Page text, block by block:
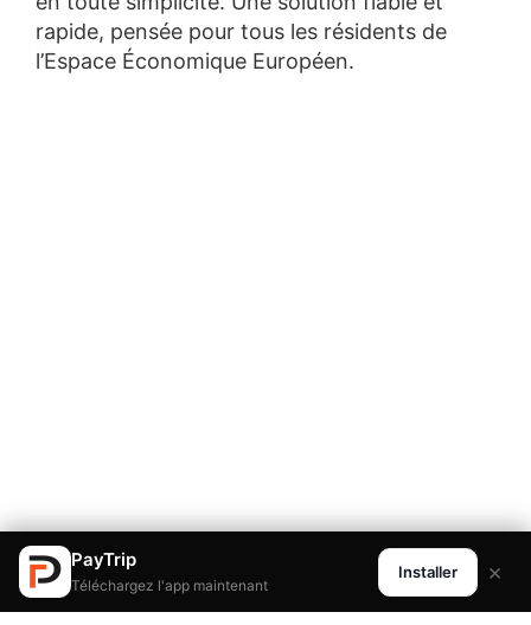
PayTrip
Téléchargez l'app maintenant
Installer ×
rapide, pensée pour tous les résidents de
l’Espace Économique Européen.